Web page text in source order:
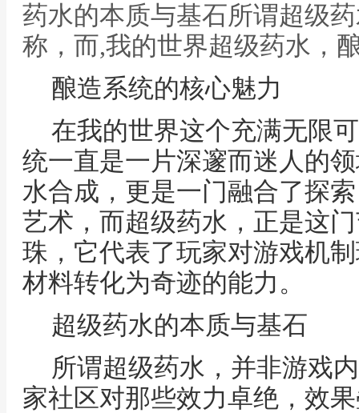
药水的本质与基石所谓超级
称，而,我的世界超级药水，
酿造系统的核心魅力
在我的世界这个充满无限
统一直是一片深邃而迷人的
水合成，更是一门融合了探
艺术，而超级药水，正是这
珠，它代表了玩家对游戏机
材料转化为奇迹的能力。
超级药水的本质与基石
所谓超级药水，并非游戏
家社区对那些效力卓绝，效